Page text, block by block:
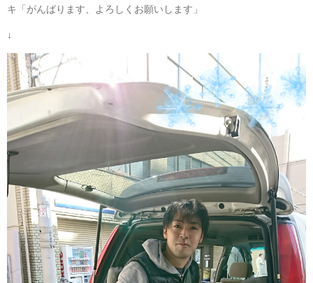
キ「がんばります、よろしくお願いします」
↓